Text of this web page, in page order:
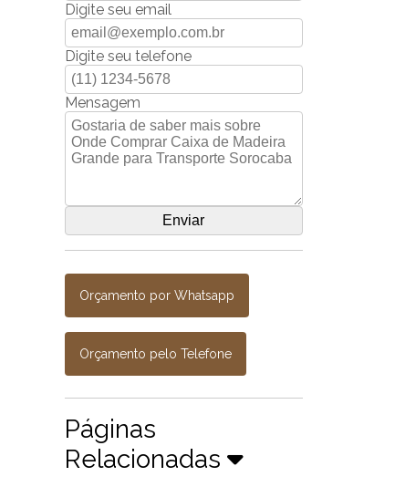
Digite seu email
Digite seu telefone
Mensagem
Orçamento por Whatsapp
Orçamento pelo Telefone
Páginas
Relacionadas